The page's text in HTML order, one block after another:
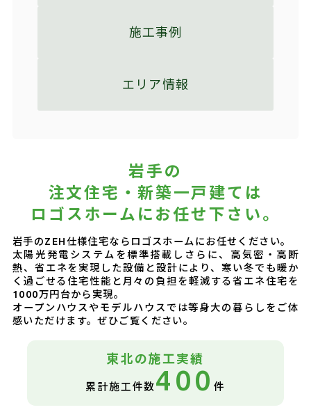
施工事例
エリア情報
岩手の
注文住宅・新築一戸建ては
ロゴスホームにお任せ下さい。
岩手のZEH仕様住宅ならロゴスホームにお任せください。
太陽光発電システムを標準搭載しさらに、高気密・高断
熱、省エネを実現した設備と設計により、寒い冬でも暖か
く過ごせる住宅性能と月々の負担を軽減する省エネ住宅を
1000万円台から実現。
オープンハウスやモデルハウスでは等身大の暮らしをご体
感いただけます。ぜひご覧ください。
東北の施工実績
累計施工件数400 件